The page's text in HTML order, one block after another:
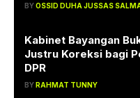
BYOSSID DUHA JUSSAS
Kabinet Bayangan
Justru Koreksi bagi
DPR
BYRAHMAT TUNNY